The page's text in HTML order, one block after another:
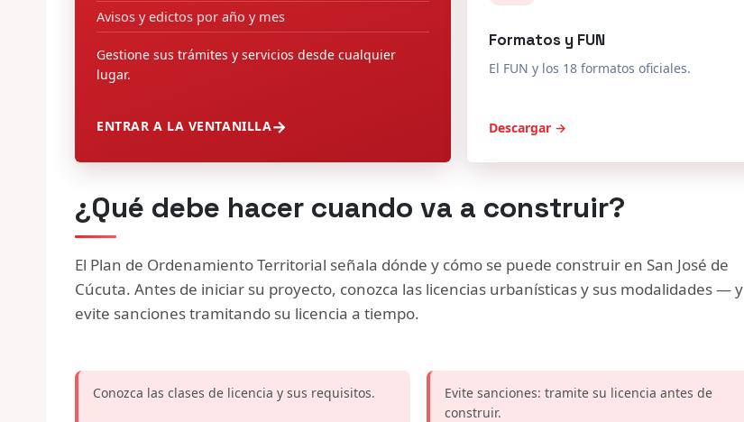
Avisos y edictos por año y mes
Gestione sus trámites y servicios desde cualquier
lugar.
ENTRAR A LA VENTANILLA
Formatos y FUN
El FUN y los 18 formatos oficiales.
Descargar →
¿Qué debe hacer cuando va a construir?
El Plan de Ordenamiento Territorial señala dónde y cómo se puede construir en San José de
Cúcuta. Antes de iniciar su proyecto, conozca las licencias urbanísticas y sus modalidades — y
evite sanciones tramitando su licencia a tiempo.
Conozca las clases de licencia y sus requisitos.
Evite sanciones: tramite su licencia antes de
construir.